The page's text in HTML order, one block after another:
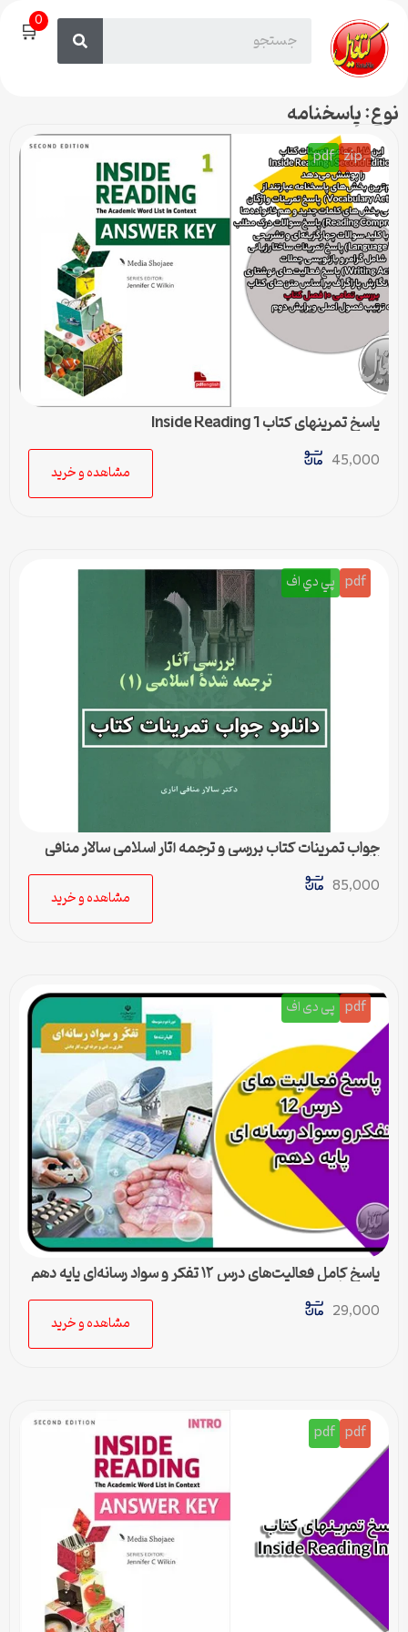
🛒0
نوع: پاسخنامه
.zip
pdf
پاسخ تمرینهای کتاب Inside Reading 1
45,000
مشاهده و خرید
pdf پي دي اف
جواب تمرینات کتاب بررسی و ترجمه آثار اسلامی سالار منافی
اناری
85,000
مشاهده و خرید
pdf پی دی اف
پاسخ کامل فعالیت‌های درس ۱۲ تفکر و سواد رسانه‌ای پایه دهم
متوسطه دوم
29,000
مشاهده و خرید
pdf
pdf